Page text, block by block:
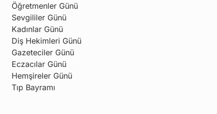
Öğretmenler Günü
Sevgililer Günü
Kadınlar Günü
Diş Hekimleri Günü
Gazeteciler Günü
Eczacılar Günü
Hemşireler Günü
Tıp Bayramı